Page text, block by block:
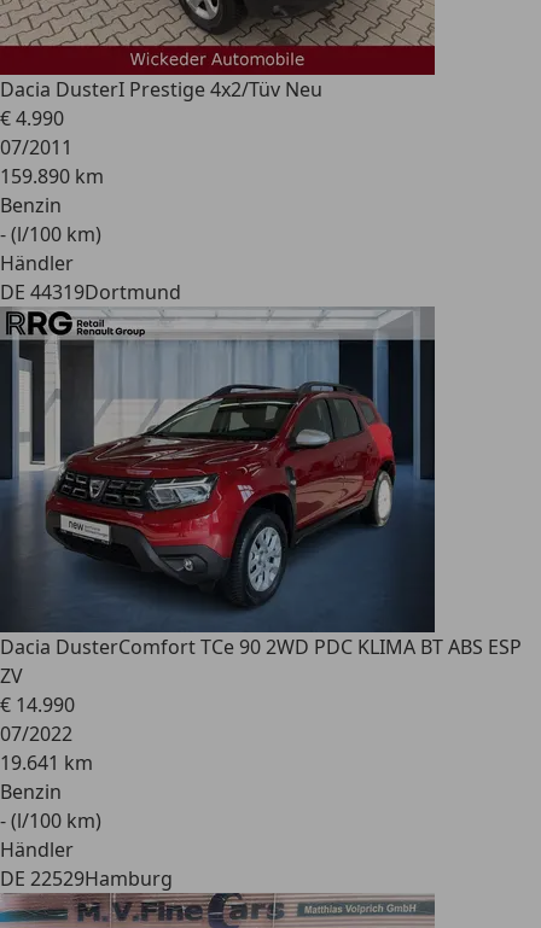
Dacia DusterI Prestige 4x2/Tüv Neu
€ 4.990
07/2011
159.890 km
Benzin
- (l/100 km)
Händler
DE 44319Dortmund
Dacia DusterComfort TCe 90 2WD PDC KLIMA BT ABS ESP
ZV
€ 14.990
07/2022
19.641 km
Benzin
- (l/100 km)
Händler
DE 22529Hamburg